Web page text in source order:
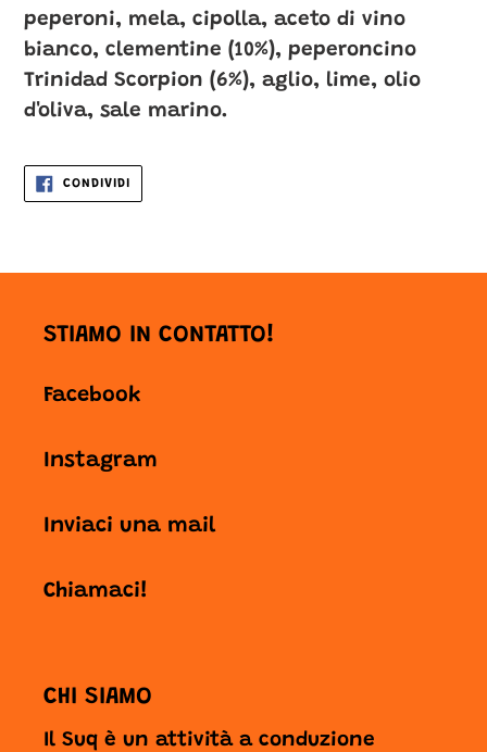
peperoni, mela, cipolla, aceto di vino
bianco, clementine (10%), peperoncino
Trinidad Scorpion (6%), aglio, lime, olio
d'oliva, sale marino.
CONDIVIDICONDIVIDI
FACEBOOK
STIAMO IN CONTATTO!
Facebook
Instagram
Inviaci una mail
Chiamaci!
CHI SIAMO
Il Suq è un attività a conduzione